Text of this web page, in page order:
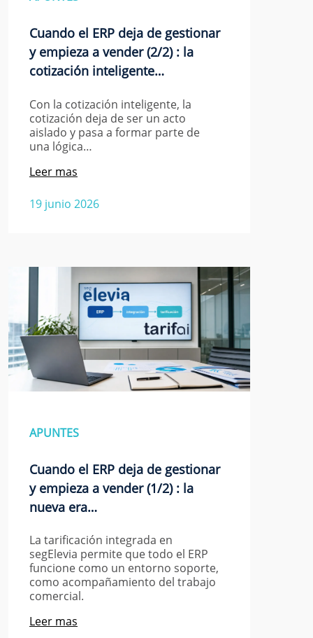
Cuando el ERP deja de gestionar
y empieza a vender (2/2) : la
cotización inteligente…
Con la cotización inteligente, la
cotización deja de ser un acto
aislado y pasa a formar parte de
una lógica…
19 junio 2026
Leer mas
APUNTES
Cuando el ERP deja de gestionar
y empieza a vender (1/2) : la
nueva era…
La tarificación integrada en
segElevia permite que todo el ERP
funcione como un entorno soporte,
como acompañamiento del trabajo
comercial.
Leer mas